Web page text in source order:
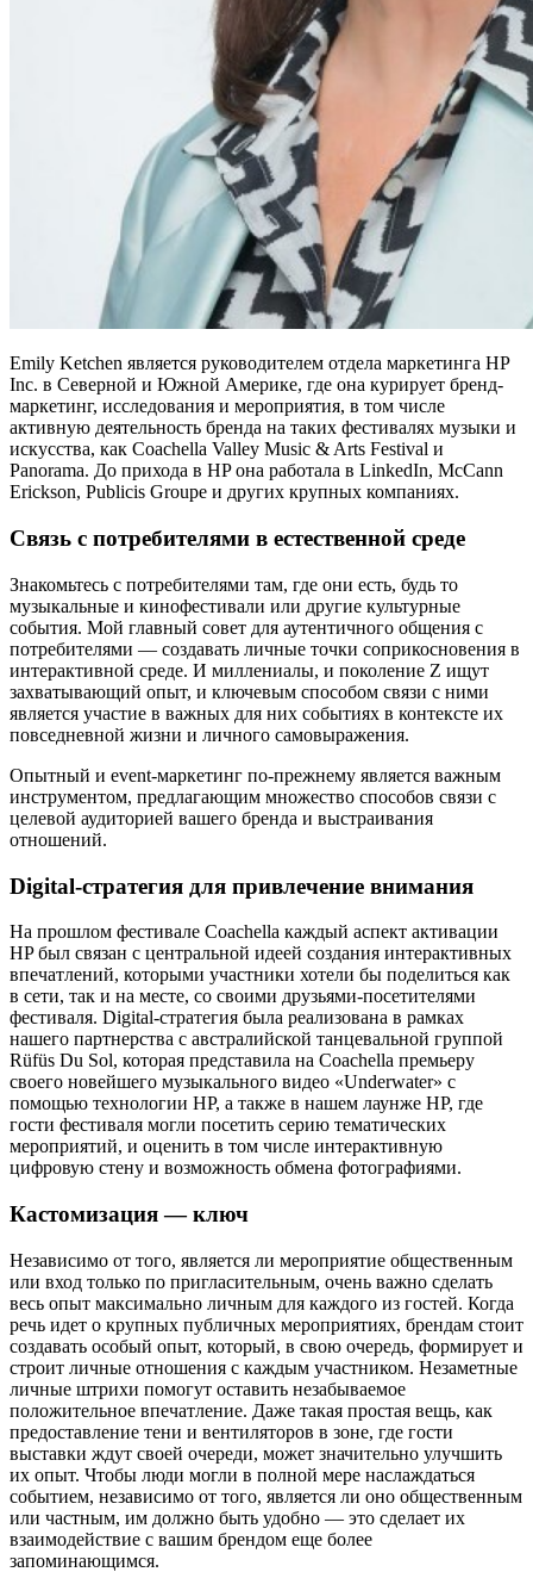
Emily Ketchen является руководителем отдела маркетинга HP
Inc. в Северной и Южной Америке, где она курирует бренд-
маркетинг, исследования и мероприятия, в том числе
активную деятельность бренда на таких фестивалях музыки и
искусства, как Coachella Valley Music & Arts Festival и
Panorama. До прихода в HP она работала в LinkedIn, McCann
Erickson, Publicis Groupe и других крупных компаниях.
Связь с потребителями в естественной среде
Знакомьтесь с потребителями там, где они есть, будь то
музыкальные и кинофестивали или другие культурные
события. Мой главный совет для аутентичного общения с
потребителями — создавать личные точки соприкосновения в
интерактивной среде. И миллениалы, и поколение Z ищут
захватывающий опыт, и ключевым способом связи с ними
является участие в важных для них событиях в контексте их
повседневной жизни и личного самовыражения.
Опытный и event-маркетинг по-прежнему является важным
инструментом, предлагающим множество способов связи с
целевой аудиторией вашего бренда и выстраивания
отношений.
Digital-стратегия для привлечение внимания
На прошлом фестивале Coachella каждый аспект активации
HP был связан с центральной идеей создания интерактивных
впечатлений, которыми участники хотели бы поделиться как
в сети, так и на месте, со своими друзьями-посетителями
фестиваля. Digital-стратегия была реализована в рамках
нашего партнерства с австралийской танцевальной группой
Rüfüs Du Sol, которая представила на Coachella премьеру
своего новейшего музыкального видео «Underwater» с
помощью технологии HP, а также в нашем лаунже HP, где
гости фестиваля могли посетить серию тематических
мероприятий, и оценить в том числе интерактивную
цифровую стену и возможность обмена фотографиями.
Кастомизация — ключ
Независимо от того, является ли мероприятие общественным
или вход только по пригласительным, очень важно сделать
весь опыт максимально личным для каждого из гостей. Когда
речь идет о крупных публичных мероприятиях, брендам стоит
создавать особый опыт, который, в свою очередь, формирует и
строит личные отношения с каждым участником. Незаметные
личные штрихи помогут оставить незабываемое
положительное впечатление. Даже такая простая вещь, как
предоставление тени и вентиляторов в зоне, где гости
выставки ждут своей очереди, может значительно улучшить
их опыт. Чтобы люди могли в полной мере наслаждаться
событием, независимо от того, является ли оно общественным
или частным, им должно быть удобно — это сделает их
взаимодействие с вашим брендом еще более
запоминающимся.